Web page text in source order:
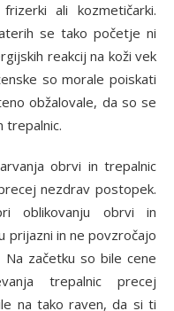
ali kozmetičarki.
se tako početje ni
reakcij na koži vek
so morale poiskati
obžalovale, da so se
trepalnic.
obrvi in trepalnic
nezdrav postopek.
oblikovanju obrvi in
prijazni in ne povzročajo
Na začetku so bile cene
trepalnic precej
na tako raven, da si ti